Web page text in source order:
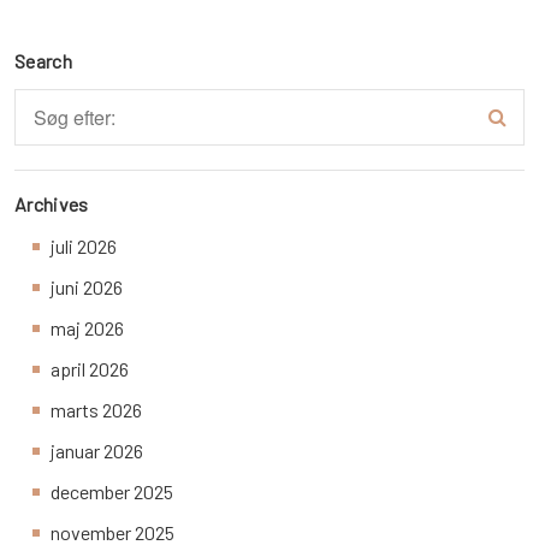
Search
Archives
juli 2026
juni 2026
maj 2026
april 2026
marts 2026
januar 2026
december 2025
november 2025